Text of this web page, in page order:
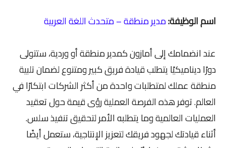
اسم الوظيفة:مدير منطقة – متحدث اللغة العربية
عند انضمامك إلى أمازون كمدير منطقة أو وردية، ستتولى
دورًا ديناميكيًا يتطلب قيادة فريق كبير ومتنوع لضمان تلبية
منطقة عملك لمتطلبات واحدة من أكثر الشركات ابتكارًا في
العالم. توفر هذه الفرصة العملية رؤى قيمة حول تعقيد
العمليات العالمية وما يتطلبه الأمر لتحقيق تنفيذ سلس.
أثناء قيادتك لجهود فريقك لتعزيز الإنتاجية، ستعمل أيضًا